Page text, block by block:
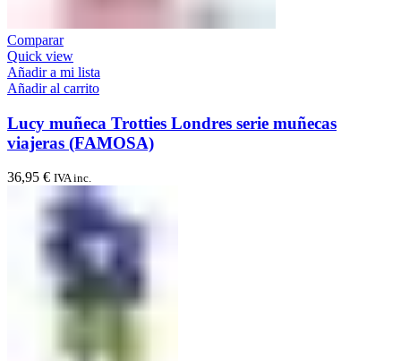
Comparar
Quick view
Añadir a mi lista
Añadir al carrito
Lucy muñeca Trotties Londres serie muñecas
viajeras (FAMOSA)
36,95 € IVA inc.